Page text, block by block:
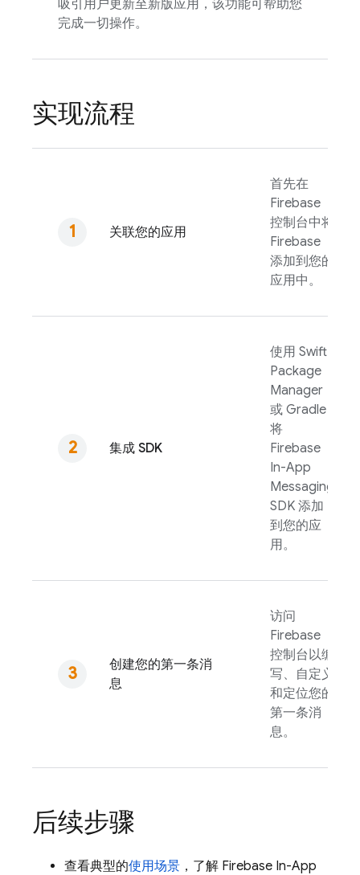
吸引用户更新至新版应用，该功能可帮助您
完成一切操作。
实现流程
关联您的应用
首先在
Firebase
控制台中将
Firebase
添加到您的
应用中。
集成 SDK
使用 Swift
Package
Manager
或 Gradle
将
Firebase
In-App
Messaging
SDK 添加
到您的应
用。
创建您的第一条消
息
访问
Firebase
控制台以编
写、自定义
和定位您的
第一条消
息。
后续步骤
查看典型的使用场景 ，了解 Firebase In-App